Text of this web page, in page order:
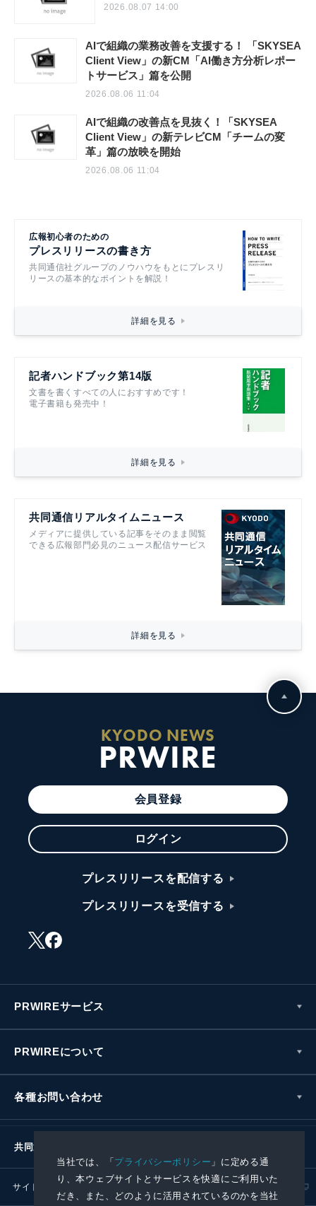
当社では、「プライバシーポリシー 」に定める通
り、本ウェブサイトとサービスを快適にご利用いた
だき、また、どのように活用されているのかを当社
2026.08.07 14:00
AIで組織の業務改善を支援する！ 「SKYSEA
Client View」の新CM「AI働き方分析レポー
トサービス」篇を公開
2026.08.06 11:04
AIで組織の改善点を見抜く！「SKYSEA
Client View」の新テレビCM「チームの変
革」篇の放映を開始
2026.08.06 11:04
広報初心者のための
プレスリリースの書き方
共同通信社グループのノウハウをもとにプレスリ
リースの基本的なポイントを解説！
詳細を見る
記者ハンドブック第14版
文書を書くすべての人におすすめです！
電子書籍も発売中！
詳細を見る
共同通信リアルタイムニュース
メディアに提供している記事をそのまま閲覧
できる広報部門必見のニュース配信サービス
詳細を見る
KYODO NEWS
PRWIRE
会員登録
ログイン
プレスリリースを配信する
プレスリリースを受信する
PRWIREサービス
PRWIREについて
各種お問い合わせ
共同通信社グループ
サイトポリシー